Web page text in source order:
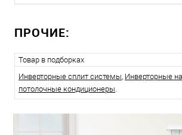
ПРОЧИЕ:
Товар в подборках
Инверторные сплит системы, Инверторные
потолочные кондиционеры.